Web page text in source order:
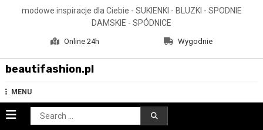
modowe inspiracje dla Ciebie - SUKIENKI - BLUZKI - SPODNIE
DAMSKIE - SPÓDNICE
Online 24h Wygodnie
beautifashion.pl
MENU
Search
for: